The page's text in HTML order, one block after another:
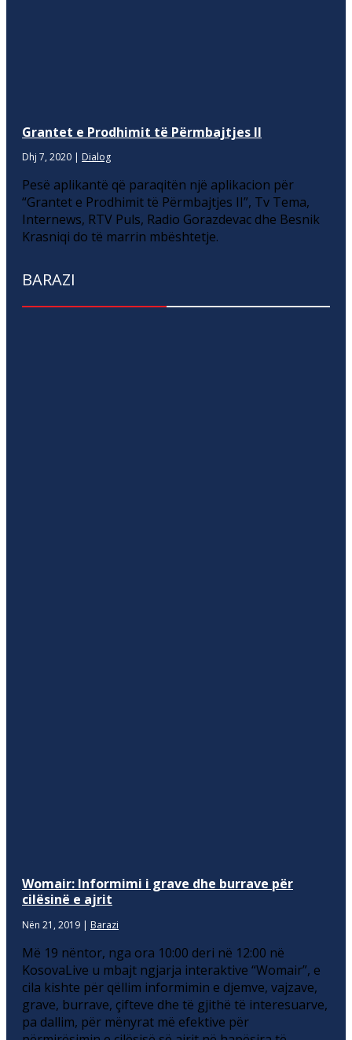
Grantet e Prodhimit të Përmbajtjes II
Dhj 7, 2020 | Dialog
Pesë aplikantë që paraqitën një aplikacion për
“Grantet e Prodhimit të Përmbajtjes II”, Tv Tema,
Internews, RTV Puls, Radio Gorazdevac dhe Besnik
Krasniqi do të marrin mbështetje.
BARAZI
Womair: Informimi i grave dhe burrave për
cilësinë e ajrit
Nën 21, 2019 | Barazi
Më 19 nëntor, nga ora 10:00 deri në 12:00 në
KosovaLive u mbajt ngjarja interaktive “Womair”, e
cila kishte për qëllim informimin e djemve, vajzave,
grave, burrave, çifteve dhe të gjithë të interesuarve,
pa dallim, për mënyrat më efektive për